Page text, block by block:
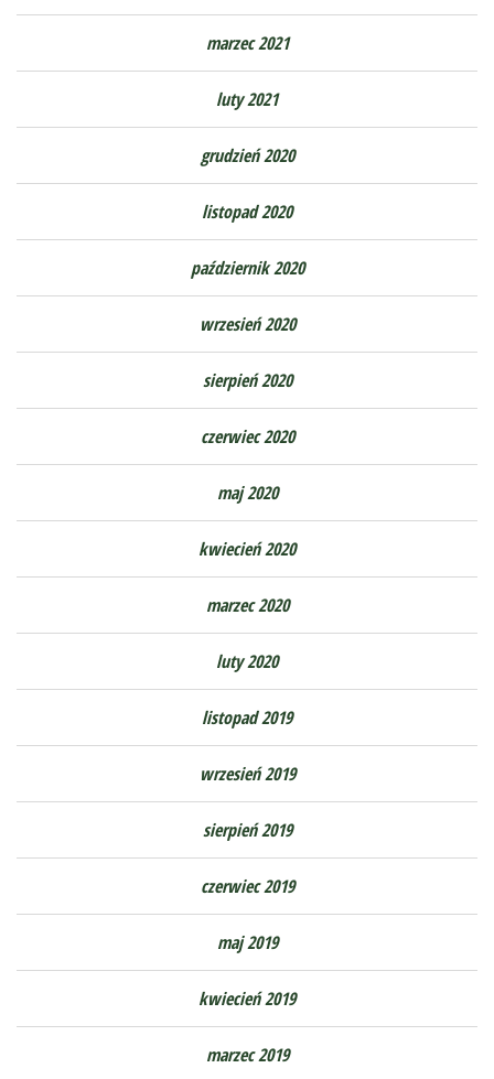
marzec 2021
luty 2021
grudzień 2020
listopad 2020
październik 2020
wrzesień 2020
sierpień 2020
czerwiec 2020
maj 2020
kwiecień 2020
marzec 2020
luty 2020
listopad 2019
wrzesień 2019
sierpień 2019
czerwiec 2019
maj 2019
kwiecień 2019
marzec 2019